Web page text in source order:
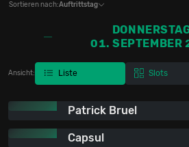
Sortieren nach:Auftrittstag
01. SEPTEMBER
Ansicht: Liste Slots
Patrick Bruel
Capsul